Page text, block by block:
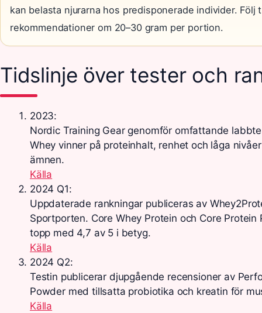
kan belasta njurarna hos predisponerade individer. Följ
rekommendationer om 20–30 gram per portion.
Tidslinje över tester och
2023:
Nordic Training Gear genomför omfattande
Whey vinner på proteinhalt, renhet och låga
ämnen.
Källa
2024 Q1:
Uppdaterade rankningar publiceras av
Sportporten. Core Whey Protein och Core Protein
topp med 4,7 av 5 i betyg.
Källa
2024 Q2:
Testin publicerar djupgående recensioner av
Powder med tillsatta probiotika och kreatin för
Källa